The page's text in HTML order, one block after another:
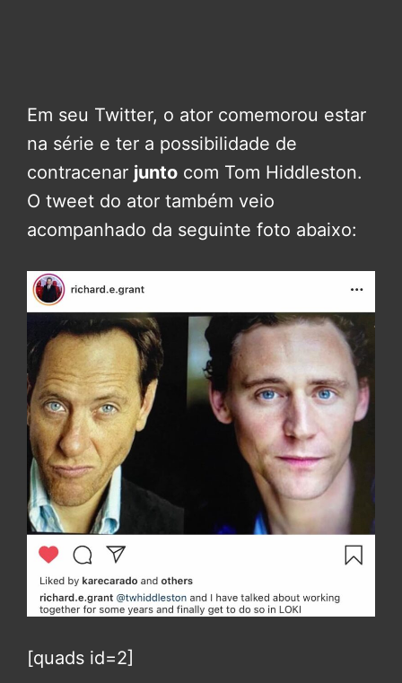
Em seu Twitter, o ator comemorou estar
na série e ter a possibilidade de
contracenar junto com Tom Hiddleston.
O tweet do ator também veio
acompanhado da seguinte foto abaixo:
[quads id=2]